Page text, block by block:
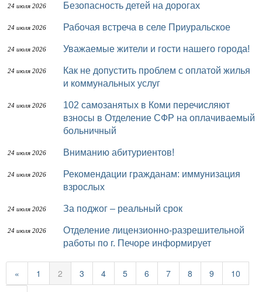
24 июля 2026 Безопасность детей на дорогах
24 июля 2026 Рабочая встреча в селе Приуральское
24 июля 2026 Уважаемые жители и гости нашего города!
24 июля 2026
Как не допустить проблем с оплатой жилья
и коммунальных услуг
24 июля 2026
102 самозанятых в Коми перечисляют
взносы в Отделение СФР на оплачиваемый
больничный
24 июля 2026 Вниманию абитуриентов!
24 июля 2026
Рекомендации гражданам: иммунизация
взрослых
24 июля 2026 За поджог – реальный срок
24 июля 2026
Отделение лицензионно-разрешительной
работы по г. Печоре информирует
« 1 2 3 4 5 6 7 8 9
10